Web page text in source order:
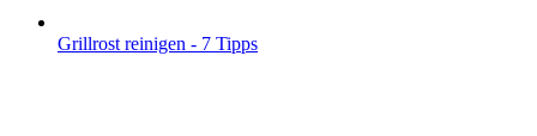
Grillrost reinigen - 7 Tipps